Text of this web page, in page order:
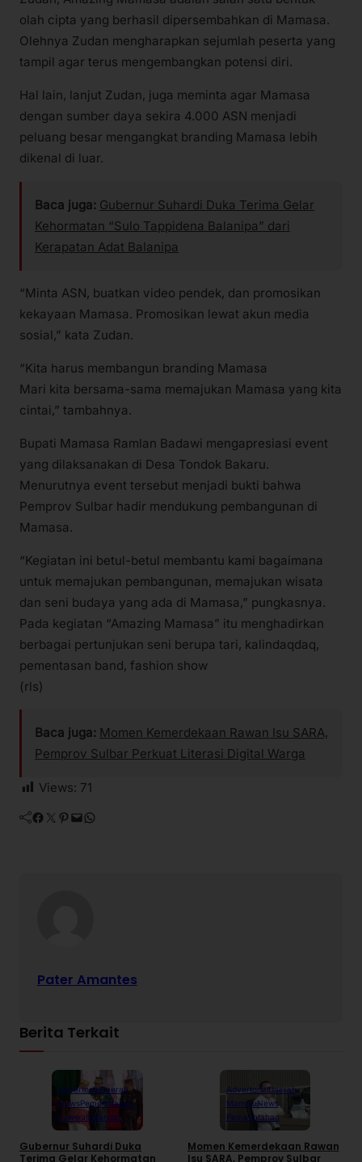
olah cipta yang berhasil dipersembahkan di Mamasa.
Olehnya Zudan mengharapkan sejumlah peserta yang
tampil agar terus mengembangkan potensi diri.
Hal lain, lanjut Zudan, juga meminta agar Mamasa
dengan sumber daya sekira 4.000 ASN menjadi
peluang besar mengangkat branding Mamasa lebih
dikenal di luar.
Baca juga: Gubernur Suhardi Duka Terima Gelar
Kehormatan “Sulo Tappidena Balanipa” dari
Kerapatan Adat Balanipa
“Minta ASN, buatkan video pendek, dan promosikan
kekayaan Mamasa. Promosikan lewat akun media
sosial,” kata Zudan.
“Kita harus membangun branding Mamasa
Mari kita bersama-sama memajukan Mamasa yang kita
cintai,” tambahnya.
Bupati Mamasa Ramlan Badawi mengapresiasi event
yang dilaksanakan di Desa Tondok Bakaru.
Menurutnya event tersebut menjadi bukti bahwa
Pemprov Sulbar hadir mendukung pembangunan di
Mamasa.
“Kegiatan ini betul-betul membantu kami bagaimana
untuk memajukan pembangunan, memajukan wisata
dan seni budaya yang ada di Mamasa,” pungkasnya.
Pada kegiatan “Amazing Mamasa” itu menghadirkan
berbagai pertunjukan seni berupa tari, kalindaqdaq,
pementasan band, fashion show
(rls)
Baca juga: Momen Kemerdekaan Rawan Isu SARA,
Pemprov Sulbar Perkuat Literasi Digital Warga
Views: 71
Facebook Twitter Pinterest Mail WhatsApp
Pater Amantes
Berita Terkait
AdvertorialDaerah
NewsPemerintahan
Polewali Mandar
Gubernur Suhardi Duka
Terima Gelar Kehormatan
AdvertorialDaerah
MamujuNews
Pemerintahan
Momen Kemerdekaan Rawan
Isu SARA, Pemprov Sulbar